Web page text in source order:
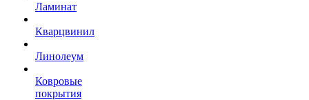
Ламинат
Кварцвинил
Линолеум
Ковровые
покрытия